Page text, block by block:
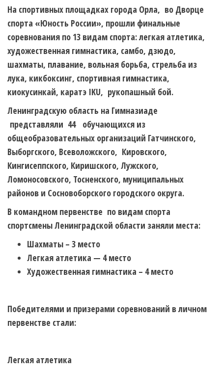
На спортивных площадках города Орла, во Дворце
спорта «Юность России», прошли финальные
соревнования по 13 видам спорта: легкая атлетика,
художественная гимнастика, самбо, дзюдо,
шахматы, плавание, вольная борьба, стрельба из
лука, кикбоксинг, спортивная гимнастика,
киокусинкай, каратэ IKU, рукопашный бой.
Ленинградскую область на Гимназиаде
представляли 44 обучающихся из
общеобразовательных организаций Гатчинского,
Выборгского, Всеволожского, Кировского,
Кингисеппского, Киришского, Лужского,
Ломоносовского, Тосненского, муниципальных
районов и Сосновоборского городского округа.
В командном первенстве по видам спорта
спортсмены Ленинградской области заняли места:
Шахматы – 3 место
Легкая атлетика — 4 место
Художественная гимнастика – 4 место
Победителями и призерами соревнований в личном
первенстве стали:
Легкая атлетика